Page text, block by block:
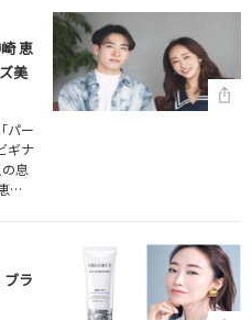
恵
美
パー
ギナ
息
…
ブラ